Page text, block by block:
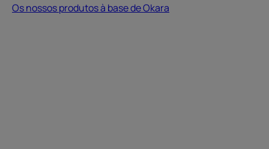
Os nossos produtos à base de Okara